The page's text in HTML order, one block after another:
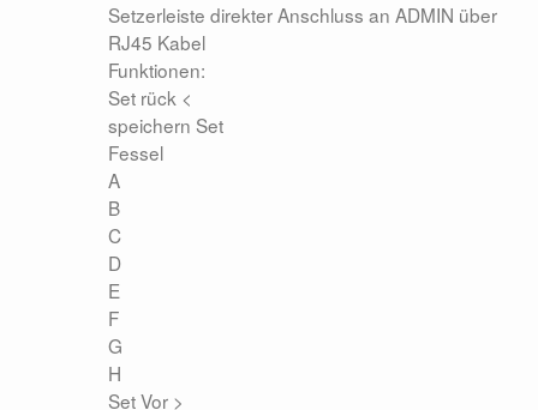
Zubehör
Kontakt
Setzerleiste direkter Anschluss an ADMIN über
RJ45 Kabel
Funktionen:
Set rück <
speichern Set
Fessel
A
B
C
D
E
F
G
H
Set Vor >